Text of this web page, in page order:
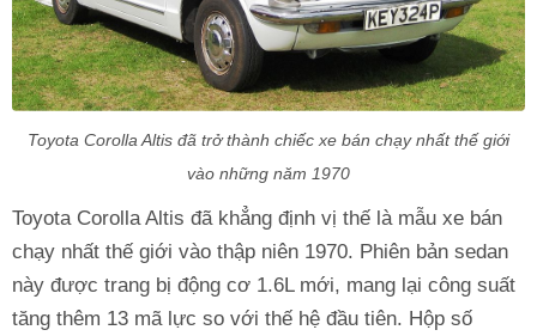
Toyota Corolla Altis đã trở thành chiếc xe bán chạy nhất thế giới
vào những năm 1970
Toyota Corolla Altis đã khẳng định vị thế là mẫu xe bán
chạy nhất thế giới vào thập niên 1970. Phiên bản sedan
này được trang bị động cơ 1.6L mới, mang lại công suất
tăng thêm 13 mã lực so với thế hệ đầu tiên. Hộp số